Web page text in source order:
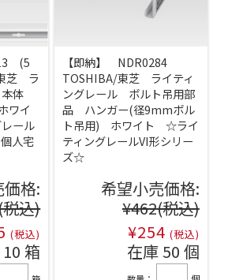
(5
芝 ラ
体
ワイ
ール
人宅
格:
込)
(税込)
箱
【即納】 NDR0284
TOSHIBA/東芝 ライティ
ングレール ボルト吊用部
品 ハンガー(径9mmボル
ト吊用) ホワイト ☆ライ
ティングレールVI形シリー
ズ☆
希望小売価格:
¥462(税込)
¥254 (税込)
在庫 50 個